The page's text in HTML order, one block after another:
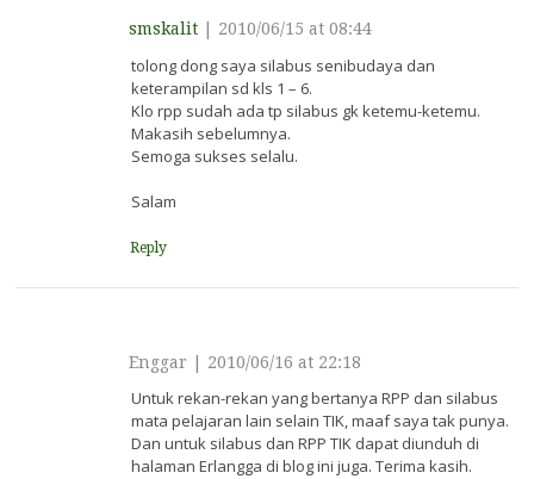
smskalit 2010/06/15 at 08:44
tolong dong saya silabus senibudaya dan
keterampilan sd kls 1 – 6.
Klo rpp sudah ada tp silabus gk ketemu-ketemu.
Makasih sebelumnya.
Semoga sukses selalu.
Salam
Reply
Enggar 2010/06/16 at 22:18
Untuk rekan-rekan yang bertanya RPP dan silabus
mata pelajaran lain selain TIK, maaf saya tak punya.
Dan untuk silabus dan RPP TIK dapat diunduh di
halaman Erlangga di blog ini juga. Terima kasih.